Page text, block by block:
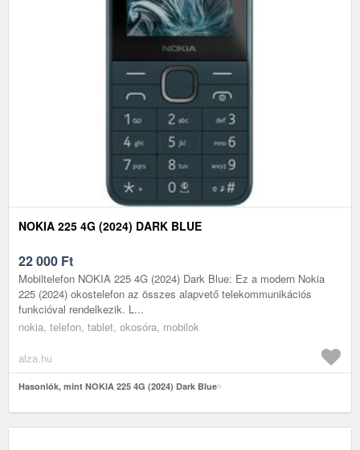
NOKIA 225 4G (2024) DARK BLUE
22 000 Ft
Mobiltelefon NOKIA 225 4G (2024) Dark Blue: Ez a modern Nokia
225 (2024) okostelefon az összes alapvető telekommunikációs
funkcióval rendelkezik. L...
nokia, telefon, tablet, okosóra, mobilok
alza.hu
Hasonlók, mint NOKIA 225 4G (2024) Dark Blue